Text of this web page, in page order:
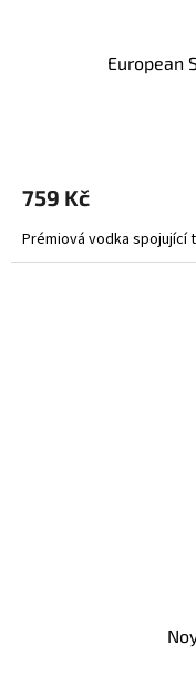
European
759 Kč
Prémiová vodka spojující